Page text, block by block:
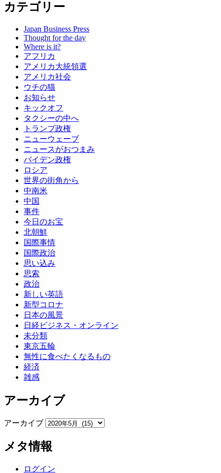
カテゴリー
Japan Business Press
Thought for the day
Where is it?
アフリカ
アメリカ大統領選
アメリカ社会
ウチの猫
お知らせ
キックオフ
タクシーの中へ
トランプ政権
ニューウェーブ
ニュースがおつまみ
バイデン政権
ロシア
世界の街角から
中南米
中国
事件
今日のお宝
北朝鮮
国際事情
国際政治
思い込み
思索
政治
新しい英語
新型コロナ
日本の風景
日経ビジネス・オンライン
未分類
東京五輪
無性に食べたくなるもの
経済
雑感
アーカイブ
アーカイブ
メタ情報
ログイン